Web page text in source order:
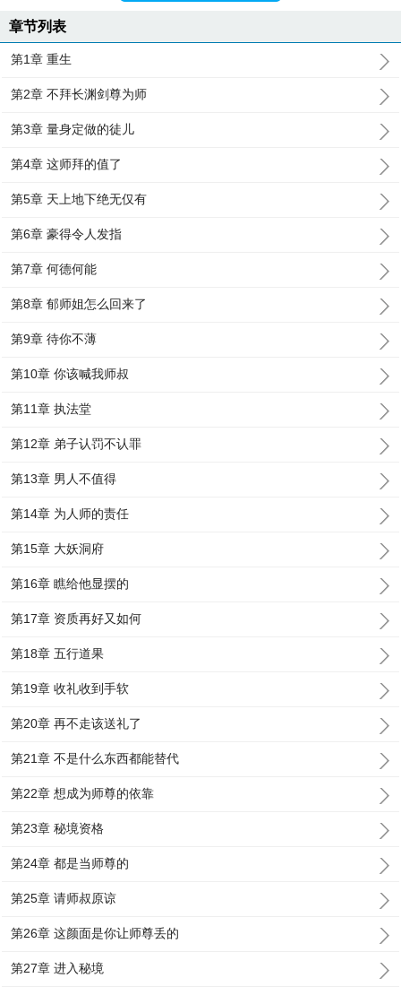
章节列表
第1章 重生
第2章 不拜长渊剑尊为师
第3章 量身定做的徒儿
第4章 这师拜的值了
第5章 天上地下绝无仅有
第6章 豪得令人发指
第7章 何德何能
第8章 郁师姐怎么回来了
第9章 待你不薄
第10章 你该喊我师叔
第11章 执法堂
第12章 弟子认罚不认罪
第13章 男人不值得
第14章 为人师的责任
第15章 大妖洞府
第16章 瞧给他显摆的
第17章 资质再好又如何
第18章 五行道果
第19章 收礼收到手软
第20章 再不走该送礼了
第21章 不是什么东西都能替代
第22章 想成为师尊的依靠
第23章 秘境资格
第24章 都是当师尊的
第25章 请师叔原谅
第26章 这颜面是你让师尊丢的
第27章 进入秘境